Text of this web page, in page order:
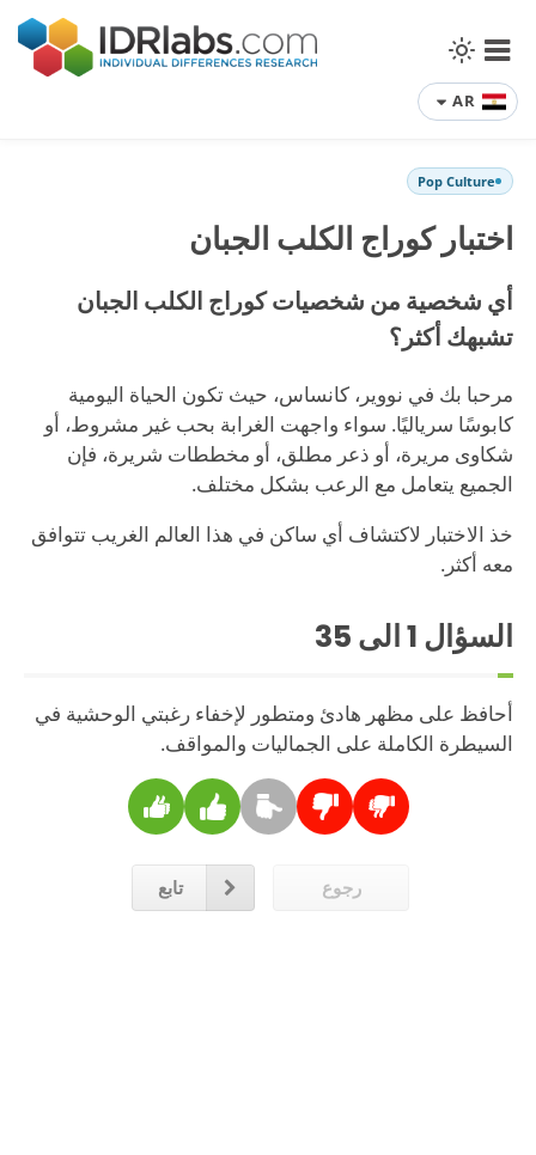
AR
Pop Culture
اختبار كوراج الكلب الجبان
أي شخصية من شخصيات كوراج الكلب الجبان
تشبهك أكثر؟
مرحبا بك في نووير، كانساس، حيث تكون الحياة اليومية
كابوسًا سرياليًا. سواء واجهت الغرابة بحب غير مشروط، أو
شكاوى مريرة، أو ذعر مطلق، أو مخططات شريرة، فإن
الجميع يتعامل مع الرعب بشكل مختلف.
خذ الاختبار لاكتشاف أي ساكن في هذا العالم الغريب تتوافق
معه أكثر.
السؤال 1الى 35
أحافظ على مظهر هادئ ومتطور لإخفاء رغبتي الوحشية في
السيطرة الكاملة على الجماليات والمواقف.
رجوع تابع